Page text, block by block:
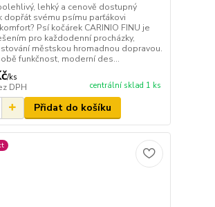
lehký a cenově dostupný
dopřát svému psímu parťákovi
Psí kočárek CARINIO FINU je
pro každodenní procházky,
městskou hromadnou dopravou.
funkčnost, moderní des...
/ks
DPH centrální sklad 1 ks
Přidat do košíku